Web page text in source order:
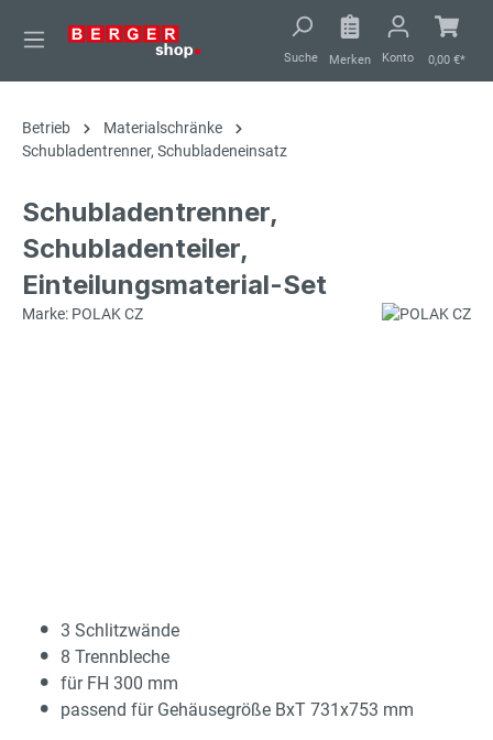
springen
Suche Merken Konto 0,00 €*
Betrieb
Materialschränke
Schubladentrenner, Schubladeneinsatz
Schubladentrenner,
Schubladenteiler,
Einteilungsmaterial-Set
Marke: POLAK CZ
3 Schlitzwände
8 Trennbleche
für FH 300 mm
passend für Gehäusegröße BxT 731x753 mm